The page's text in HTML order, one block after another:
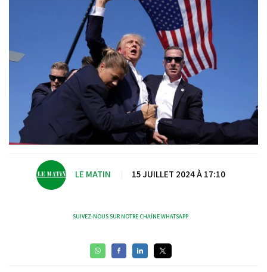
LE MATIN 15 JUILLET 2024 À 17:10
SUIVEZ-NOUS SUR NOTRE CHAÎNE WHATSAPP